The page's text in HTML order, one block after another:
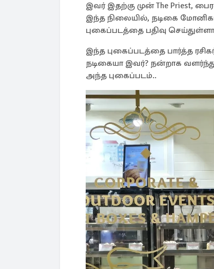
இவர் இதற்கு முன் The Priest,
இந்த நிலையில், நடிகை
புகைப்படத்தை பதிவு
இந்த புகைப்படத்தை பார்த்த
நடிகையா இவர்? நன்றாக
அந்த புகைப்படம்..